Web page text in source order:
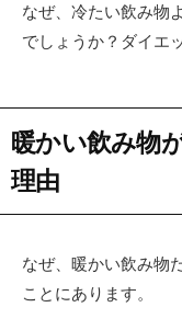
なぜ、冷たい飲み物
でしょうか？ダイエ
暖かい飲み物
理由
なぜ、暖かい飲み物
ことにあります。